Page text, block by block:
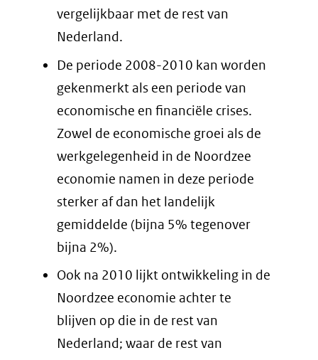
vergelijkbaar met de rest van
Nederland.
De periode 2008-2010 kan worden
gekenmerkt als een periode van
economische en financiële crises.
Zowel de economische groei als de
werkgelegenheid in de Noordzee
economie namen in deze periode
sterker af dan het landelijk
gemiddelde (bijna 5% tegenover
bijna 2%).
Ook na 2010 lijkt ontwikkeling in de
Noordzee economie achter te
blijven op die in de rest van
Nederland; waar de rest van